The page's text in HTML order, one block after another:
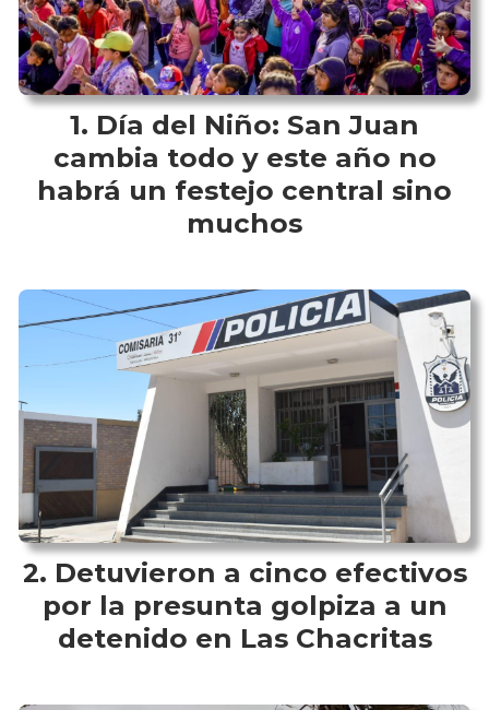
Día del Niño: San Juan
cambia todo y este año no
habrá un festejo central sino
muchos
Detuvieron a cinco efectivos
por la presunta golpiza a un
detenido en Las Chacritas